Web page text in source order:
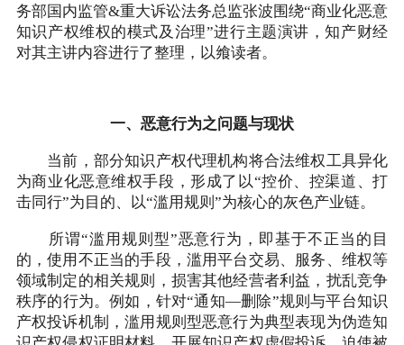
务部国内监管&重大诉讼法务总监张波围绕“商业化恶意
知识产权维权的模式及治理”进行主题演讲，知产财经
对其主讲内容进行了整理，以飨读者。
一、恶意行为之问题与现状
当前，部分知识产权代理机构将合法维权工具异化
为商业化恶意维权手段，形成了以“控价、控渠道、打
击同行”为目的、以“滥用规则”为核心的灰色产业链。
所谓“滥用规则型”恶意行为，即基于不正当的目
的，使用不正当的手段，滥用平台交易、服务、维权等
领域制定的相关规则，损害其他经营者利益，扰乱竞争
秩序的行为。例如，针对“通知—删除”规则与平台知识
产权投诉机制，滥用规则型恶意行为典型表现为伪造知